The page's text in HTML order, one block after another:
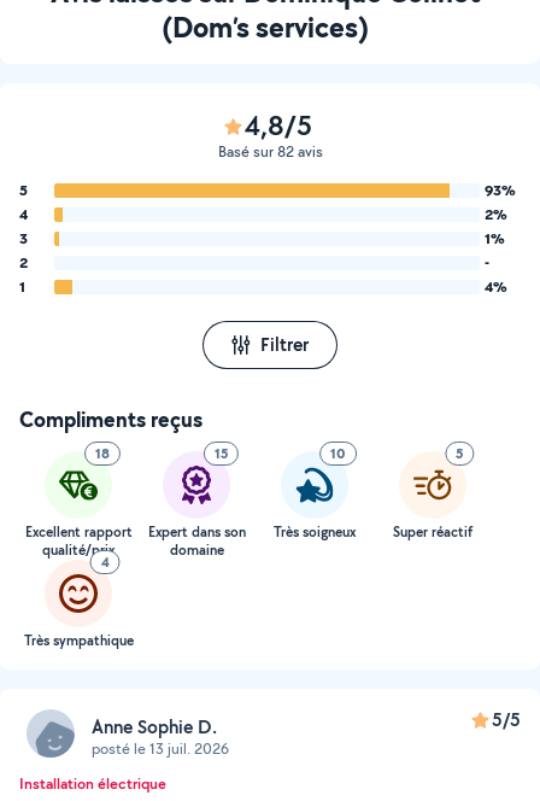
(Dom’s services)
4,8/5
Basé sur 82 avis
5
93%
4
2%
3
1%
2
-
1
4%
Filtrer
Compliments reçus
18
Excellent rapport
qualité/prix
15
Expert dans son
domaine
10
Très soigneux
5
Super réactif
4
Très sympathique
Anne Sophie D.
posté le 13 juil. 2026
5/5
Installation électrique